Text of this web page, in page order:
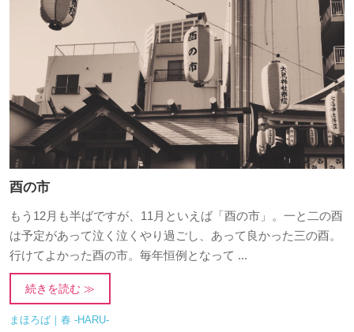
酉の市
もう12月も半ばですが、11月といえば「酉の市」。一と二の酉
は予定があって泣く泣くやり過ごし、あって良かった三の酉。
行けてよかった酉の市。毎年恒例となって ...
続きを読む ≫
まほろば｜春 -HARU-